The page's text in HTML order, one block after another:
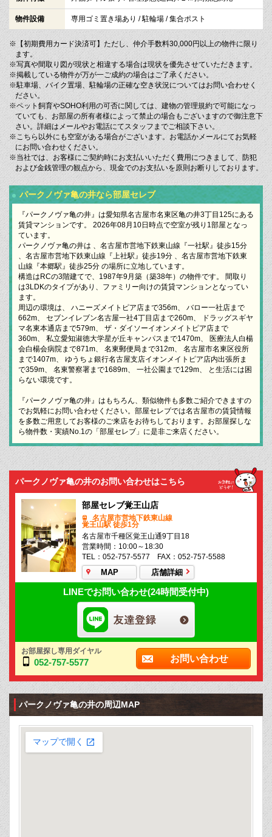
物件設備 専用ゴミ置き場あり / 駐輪場 / 集合ポスト
※【初期費用カード決済可】ただし、仲介手数料30,000円以上の物件に限り
ます。
※写真や間取り図が現状と相違する場合は現状を優先させていただきます。
※掲載している物件が万が一ご成約の場合はご了承ください。
※駐車場、バイク置場、駐輪場の正確な空き状況についてはお問い合わせく
ださい。
※ペット飼育やSOHO利用の可否に関しては、建物の管理規約で可能になっ
ていても、お部屋の所有者様によって禁止の場合もございますので御注意下
さい。詳細はメールやお電話にてスタッフまでご相談下さい。
※こちら以外にも空室がある場合がございます。お電話かメールにてお気軽
にお問い合わせください。
※当社では、お客様にご契約時にお支払いいただく費用につきまして、防犯
および金銭管理の観点から、現金でのお支払いを原則お断りしております。
パークノヴァ亀の井なら部屋セレブ
『パークノヴァ亀の井』は愛知県名古屋市名東区亀の井3丁目125にある
賃貸マンションです。 2026年08月10日時点で空室が残り1部屋となっ
ています。
パークノヴァ亀の井は 、名古屋市営地下鉄東山線『一社駅』徒歩15分
、名古屋市営地下鉄東山線『上社駅』徒歩19分 、名古屋市営地下鉄東
山線『本郷駅』徒歩25分 の場所に立地しています。
構造はRCの3階建てで、1987年9月築（築38年）の物件です。 間取り
は3LDKのタイプがあり、ファミリー向けの賃貸マンションとなってい
ます。
周辺の環境は、 ハニーズメイトピア店まで356m、 バロー一社店まで
662m、 セブンイレブン名古屋一社4丁目店まで260m、 ドラッグスギヤ
マ名東本通店まで579m、 ザ・ダイソーイオンメイトピア店まで
360m、 私立愛知淑徳大学星が丘キャンパスまで1470m、 医療法人白楊
会白楊会病院まで871m、 名東郵便局まで312m、 名古屋市名東区役所
まで1407m、 ゆうちょ銀行名古屋支店イオンメイトピア店内出張所ま
で359m、 名東警察署まで1689m、 一社公園まで129m、 と生活には困
らない環境です。
『パークノヴァ亀の井』はもちろん、類似物件も多数ご紹介できますの
でお気軽にお問い合わせください。部屋セレブでは名古屋市の賃貸情報
を多数ご用意してお客様のご来店をお待ちしております。お部屋探しな
ら物件数・実績No.1の「部屋セレブ」に是非ご来店ください。
パークノヴァ亀の井のお問い合わせはこちら
部屋セレブ覚王山店
名古屋市営地下鉄東山線
覚王山駅 徒歩1分
名古屋市千種区覚王山通9丁目18
営業時間：10:00～18:30
TEL：052-757-5577 FAX：052-757-5588
MAP 店舗詳細
LINEでお問い合わせ(24時間受付中)
お部屋探し専用ダイヤル
052-757-5577 お問い合わせ
パークノヴァ亀の井の周辺MAP